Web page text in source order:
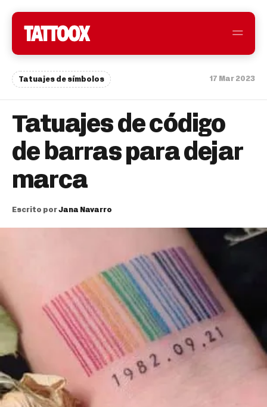
Tatuajes de símbolos 17 Mar 2023
Tatuajes de código
de barras para dejar
marca
Escrito por Jana Navarro